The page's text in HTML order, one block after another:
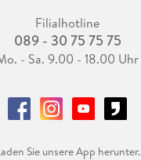
Filialhotline
089 - 30 75 75 75
- Sa. 9.00 - 18.00 Uhr
Sie unsere App herunter.